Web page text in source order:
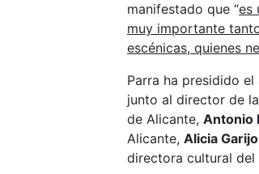
manifestado que “es
muy importante
escénicas, quienes
Parra ha presidido
junto al director de
de Alicante, Antonio
Alicante, Alicia Garijo
directora cultural del